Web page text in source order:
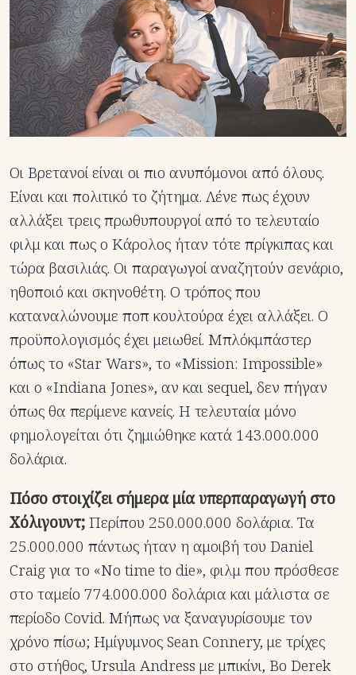
Οι Βρετανοί είναι οι πιο ανυπόμονοι από όλους.
Είναι και πολιτικό το ζήτημα. Λένε πως έχουν
αλλάξει τρεις πρωθυπουργοί από το τελευταίο
φιλμ και πως ο Κάρολος ήταν τότε πρίγκιπας και
τώρα βασιλιάς. Οι παραγωγοί αναζητούν σενάριο,
ηθοποιό και σκηνοθέτη. Ο τρόπος που
καταναλώνουμε ποπ κουλτούρα έχει αλλάξει. Ο
προϋπολογισμός έχει μειωθεί. Μπλόκμπάστερ
όπως το «Star Wars», το «Mission: Impossible»
και ο «Indiana Jones», αν και sequel, δεν πήγαν
όπως θα περίμενε κανείς. Η τελευταία μόνο
φημολογείται ότι ζημιώθηκε κατά 143.000.000
δολάρια.
Πόσο στοιχίζει σήμερα μία υπερπαραγωγή στο
Χόλιγουντ; Περίπου 250.000.000 δολάρια. Τα
25.000.000 πάντως ήταν η αμοιβή του Daniel
Craig για το «Νο time to die», φιλμ που πρόσθεσε
στο ταμείο 774.000.000 δολάρια και μάλιστα σε
περίοδο Covid. Μήπως να ξαναγυρίσουμε τον
χρόνο πίσω; Ημίγυμνος Sean Connery, με τρίχες
στο στήθος, Ursula Andress με μπικίνι, Bo Derek